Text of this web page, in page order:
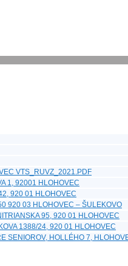
VTS_RUVZ_2021.PDF
1, 92001 HLOHOVEC
920 01 HLOHOVEC
920 03 HLOHOVEC – ŠULEKOVO
95, 920 01 HLOHOVEC
1388/24, 920 01 HLOHOVEC
SENIOROV, HOLLÉHO 7,